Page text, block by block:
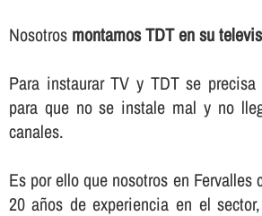
Nosotros montamos TDT en su
Para instaurar TV y TDT se
para que no se instale mal y no
canales.
Es por ello que nosotros en Fervalles
20 años de experiencia en el